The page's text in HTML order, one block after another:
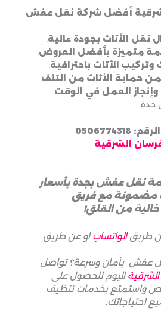
أفضل شركة نقل عفش
نقل الأثاث بجودة عالية.
متميزة بأفضل العروض.
الأثاث باحترافية.
حماية الأثاث من التلف.
وإنجاز العمل في الوقت
جدة
الشرقية
نقل عفش بجدة بأسعار
مضمونة مع فريق
من القلق!
طريقالواتساباو عن طريق
عفش بأمان وسرعة؟ تواصل
اليوم للحصول على
بخدمات تنظيف
احتياجاتك.